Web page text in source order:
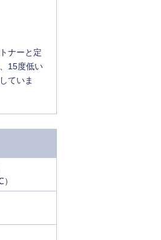
ナーと定
15度低い
ていま